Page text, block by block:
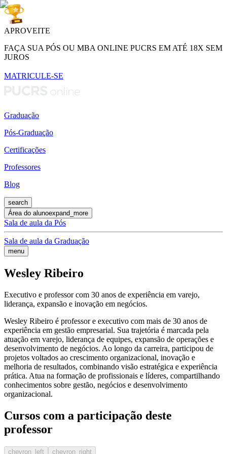
APROVEITE
FAÇA SUA PÓS OU MBA ONLINE PUCRS EM ATÉ 18X SEM
JUROS
MATRICULE-SE
Graduação
Pós-Graduação
Certificações
Professores
Blog
search
Área do alunoexpand_more
Sala de aula da Pós
Sala de aula da Graduação
menu
Wesley Ribeiro
Executivo e professor com 30 anos de experiência em varejo,
liderança, expansão e inovação em negócios.
Wesley Ribeiro é professor e executivo com mais de 30 anos de
experiência em gestão empresarial. Sua trajetória é marcada pela
atuação em varejo, liderança de equipes, expansão de operações e
desenvolvimento de negócios. Ao longo da carreira, participou de
projetos voltados ao crescimento organizacional, inovação e
melhoria de resultados, combinando visão estratégica e experiência
prática. Atua na formação de profissionais e líderes, compartilhando
conhecimentos sobre gestão, negócios e desenvolvimento
organizacional.
Cursos com a participação deste
professor
chevron_left chevron_right